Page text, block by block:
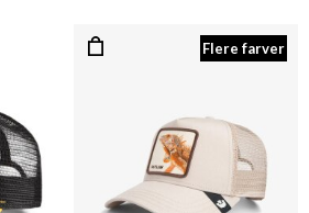
Flere farver